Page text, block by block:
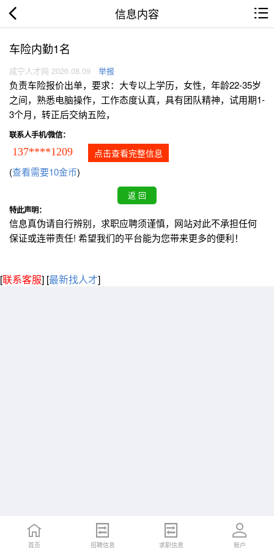
信息内容
车险内勤1名
咸宁人才网 2026.08.09 举报
负责车险报价出单，要求：大专以上学历，女性，年龄22-35岁
之间，熟悉电脑操作，工作态度认真，具有团队精神，试用期1-
3个月，转正后交纳五险，
联系人手机/微信：
137****1209 点击查看完整信息
(查看需要10金币)
特此声明：
信息真伪请自行辨别，求职应聘须谨慎，网站对此不承担任何
保证或连带责任! 希望我们的平台能为您带来更多的便利！
[联系客服] [最新找人才]
首页 招聘信息 求职信息 账户